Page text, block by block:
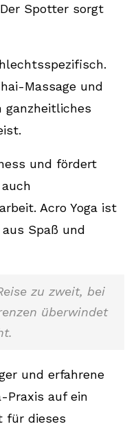
Spotter sorgt
Massage und
ganzheitliches
und fördert
Acro Yoga ist
Spaß und
zu zweit, bei
überwindet
und erfahrene
Praxis auf ein
für dieses